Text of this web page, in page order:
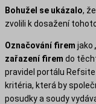
Bohužel se ukázalo, že
zvolili k dosažení
Označování firem jako
zařazení firem do
pravidel portálu Refsite
kritéria, která by
posudky a soudy